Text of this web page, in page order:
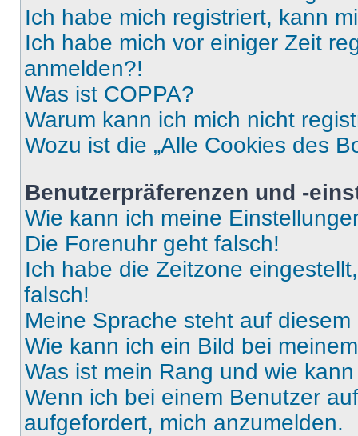
Ich habe mich registriert, kann
Ich habe mich vor einiger Zeit
anmelden?!
Was ist COPPA?
Warum kann ich mich nicht
Wozu ist die „Alle Cookies des
Benutzerpräferenzen und -
Wie kann ich meine
Die Forenuhr geht falsch!
Ich habe die Zeitzone
falsch!
Meine Sprache steht auf
Wie kann ich ein Bild bei
Was ist mein Rang und wie
Wenn ich bei einem Benutzer
aufgefordert, mich anzumelden.